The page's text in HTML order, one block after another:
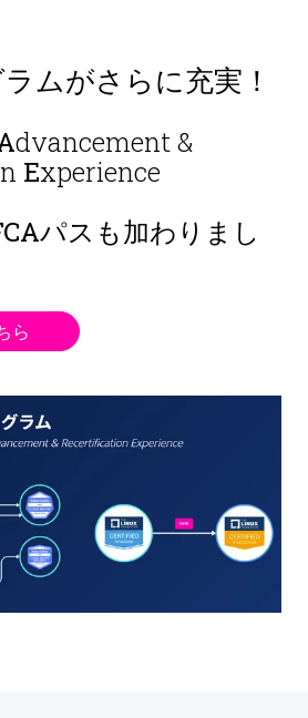
ムがさらに充実！
dvancement &
Experience
パスも加わりまし
ら